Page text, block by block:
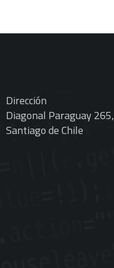
Dirección
Diagonal Paraguay 265,
Santiago de Chile